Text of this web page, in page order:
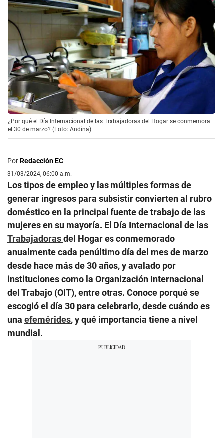
¿Por qué el Día Internacional de las Trabajadoras del Hogar se conmemora
el 30 de marzo? (Foto: Andina)
PorRedacción EC
31/03/2024, 06:00 a.m.
Los tipos de empleo y las múltiples formas de
generar ingresos para subsistir convierten al rubro
doméstico en la principal fuente de trabajo de las
mujeres en su mayoría. El Día Internacional de las
Trabajadorasdel Hogar es conmemorado
anualmente cada penúltimo día del mes de marzo
desde hace más de 30 años, y avalado por
instituciones como la Organización Internacional
del Trabajo (OIT), entre otras. Conoce porqué se
escogió el día 30 para celebrarlo, desde cuándo es
una efemérides, y qué importancia tiene a nivel
mundial.